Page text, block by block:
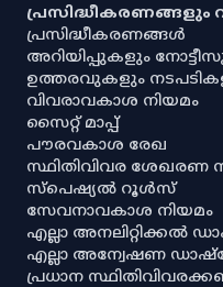
പ്രസിദ്ധീകരണങ്ങളും
പ്രസിദ്ധീകരണങ്ങൾ
അറിയിപ്പുകളും
ഉത്തരവുകളും
വിവരാവകാശ നിയമം
സൈറ്റ് മാപ്പ്
പൗരവകാശ രേഖ
സ്ഥിതിവിവര ശേഖരണ
സ്‌പെഷ്യൽ റൂൾസ്
സേവനാവകാശ നിയമം
എല്ലാ
എല്ലാ അന്വേഷണ
പ്രധാന